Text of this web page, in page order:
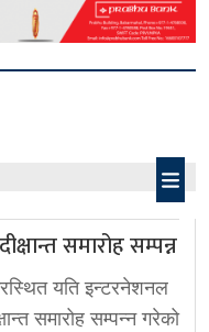
समारोह सम्पन्न
यति इन्टरनेशनल
समारोह सम्पन्न गरेको